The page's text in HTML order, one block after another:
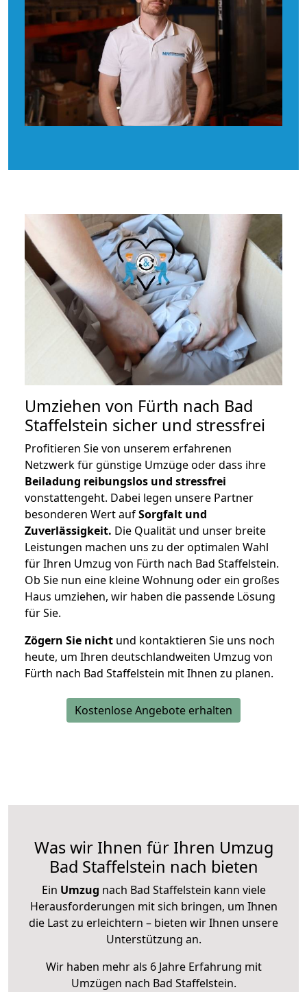
Umziehen von Fürth nach Bad
Staffelstein sicher und stressfrei
Profitieren Sie von unserem erfahrenen
Netzwerk für günstige Umzüge oder dass ihre
Beiladung reibungslos und stressfrei
vonstattengeht. Dabei legen unsere Partner
besonderen Wert aufSorgfalt und
Zuverlässigkeit. Die Qualität und unser breite
Leistungen machen uns zu der optimalen Wahl
für Ihren Umzug von Fürth nach Bad Staffelstein.
Ob Sie nun eine kleine Wohnung oder ein großes
Haus umziehen, wir haben die passende Lösung
für Sie.
Zögern Sie nicht und kontaktieren Sie uns noch
heute, um Ihren deutschlandweiten Umzug von
Fürth nach Bad Staffelstein mit Ihnen zu planen.
Kostenlose Angebote erhalten
Was wir Ihnen für Ihren Umzug
Bad Staffelstein nach bieten
Ein Umzug nach Bad Staffelstein kann viele
Herausforderungen mit sich bringen, um Ihnen
die Last zu erleichtern – bieten wir Ihnen unsere
Unterstützung an.
Wir haben mehr als 6 Jahre Erfahrung mit
Umzügen nach Bad Staffelstein.